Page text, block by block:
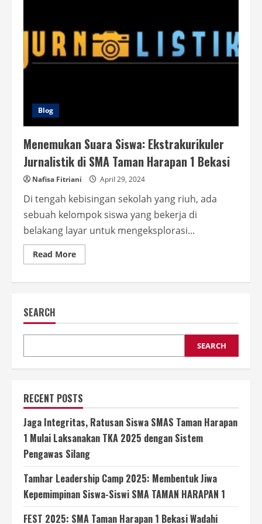
Blog
Menemukan Suara Siswa: Ekstrakurikuler
Jurnalistik di SMA Taman Harapan 1 Bekasi
Nafisa Fitriani April 29, 2024
Di tengah kebisingan sekolah yang riuh, ada
sebuah kelompok siswa yang bekerja di
belakang layar untuk mengeksplorasi...
Read MoreRead
more
SMA
Taman
Bekasi
SEARCH
SEARCH
RECENT POSTS
Jaga Integritas, Ratusan Siswa SMAS Taman Harapan
1 Mulai Laksanakan TKA 2025 dengan Sistem
Pengawas Silang
Tamhar Leadership Camp 2025: Membentuk Jiwa
Kepemimpinan Siswa-Siswi SMA TAMAN HARAPAN 1
FEST 2025: SMA Taman Harapan 1 Bekasi Wadahi